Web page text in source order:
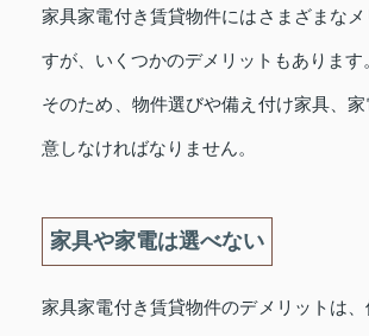
家具家電付き賃貸物件にはさまざまな
すが、いくつかのデメリットもあります
そのため、物件選びや備え付け家具、
意しなければなりません。
家具や家電は選べない
家具家電付き賃貸物件のデメリットは